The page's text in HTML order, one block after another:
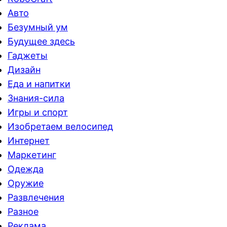
Авто
Безумный ум
Будущее здесь
Гаджеты
Дизайн
Еда и напитки
Знания-сила
Игры и спорт
Изобретаем велосипед
Интернет
Маркетинг
Одежда
Оружие
Развлечения
Разное